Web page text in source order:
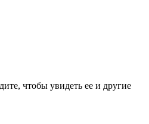
чтобы увидеть ее и другие